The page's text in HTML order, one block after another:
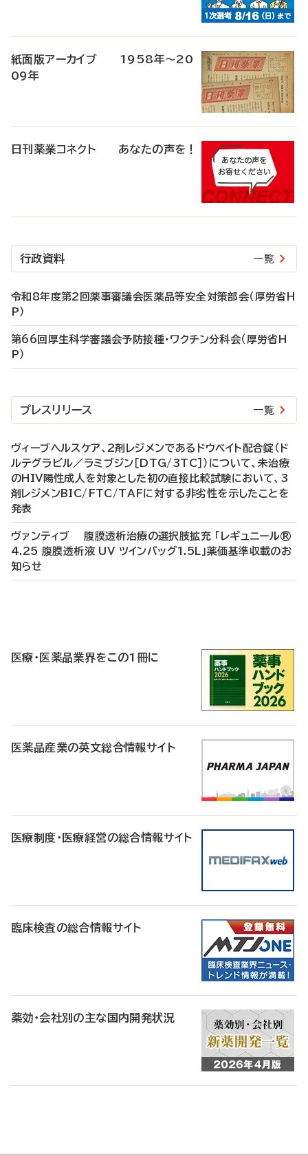
紙面版アーカイブ 1958年～20
09年
日刊薬業コネクト あなたの声を！
行政資料 一覧
令和8年度第2回薬事審議会医薬品等安全対策部会（厚労省H
P）
第66回厚生科学審議会予防接種・ワクチン分科会（厚労省H
P）
プレスリリース 一覧
ヴィーブヘルスケア、2剤レジメンであるドウベイト配合錠（ド
ルテグラビル／ラミブジン［DTG/3TC］）について、未治療
のHIV陽性成人を対象とした初の直接比較試験において、3
剤レジメンBIC/FTC/TAFに対する非劣性を示したことを
発表
ヴァンティブ 腹膜透析治療の選択肢拡充 「レギュニール®
4.25 腹膜透析液 UV ツインバッグ1.5L」薬価基準収載のお
知らせ
医療・医薬品業界をこの1冊に
医薬品産業の英文総合情報サイト
医療制度・医療経営の総合情報サイト
臨床検査の総合情報サイト
薬効・会社別の主な国内開発状況